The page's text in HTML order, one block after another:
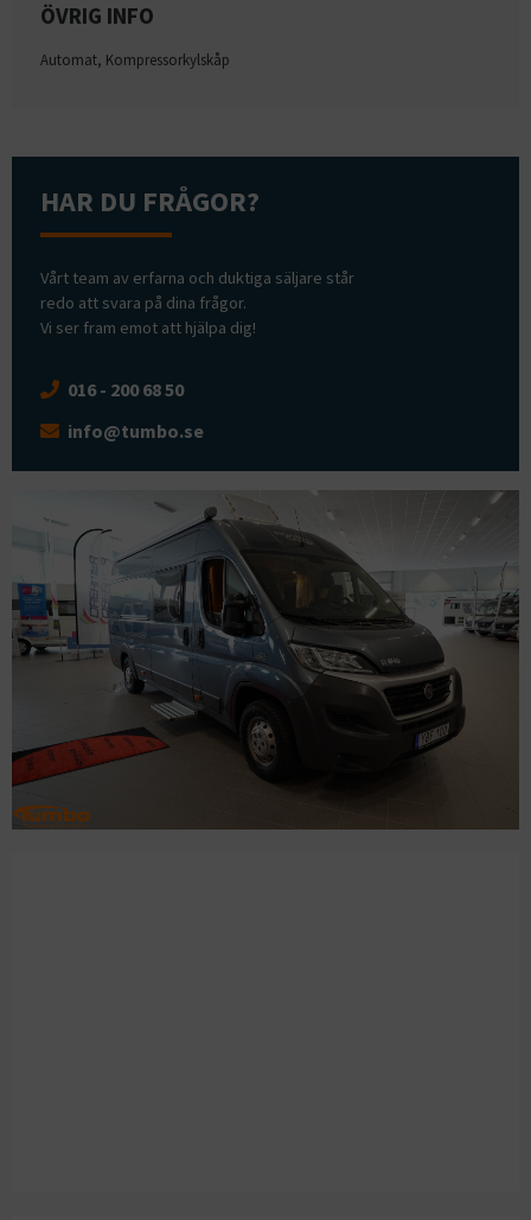
ÖVRIG INFO
Automat, Kompressorkylskåp
HAR DU FRÅGOR?
Vårt team av erfarna och duktiga säljare står
redo att svara på dina frågor.
Vi ser fram emot att hjälpa dig!
016 - 200 68 50
info@tumbo.se